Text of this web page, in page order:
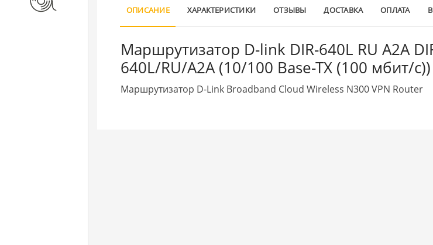
ОПИСАНИЕ ХАРАКТЕРИСТИКИ ОТЗЫВЫ ДОСТАВКА ОПЛАТА
Маршрутизатор D-link DIR-640L RU A2A
640L/RU/A2A (10/100 Base-TX (100 мбит/с))
Маршрутизатор D-Link Broadband Cloud Wireless N300 VPN Router